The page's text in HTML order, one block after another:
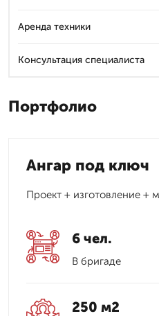
Аренда техники
Консультация специалиста
Портфолио
Ангар под ключ
Проект + изготовление +
6 чел.
В бригаде
250 м2